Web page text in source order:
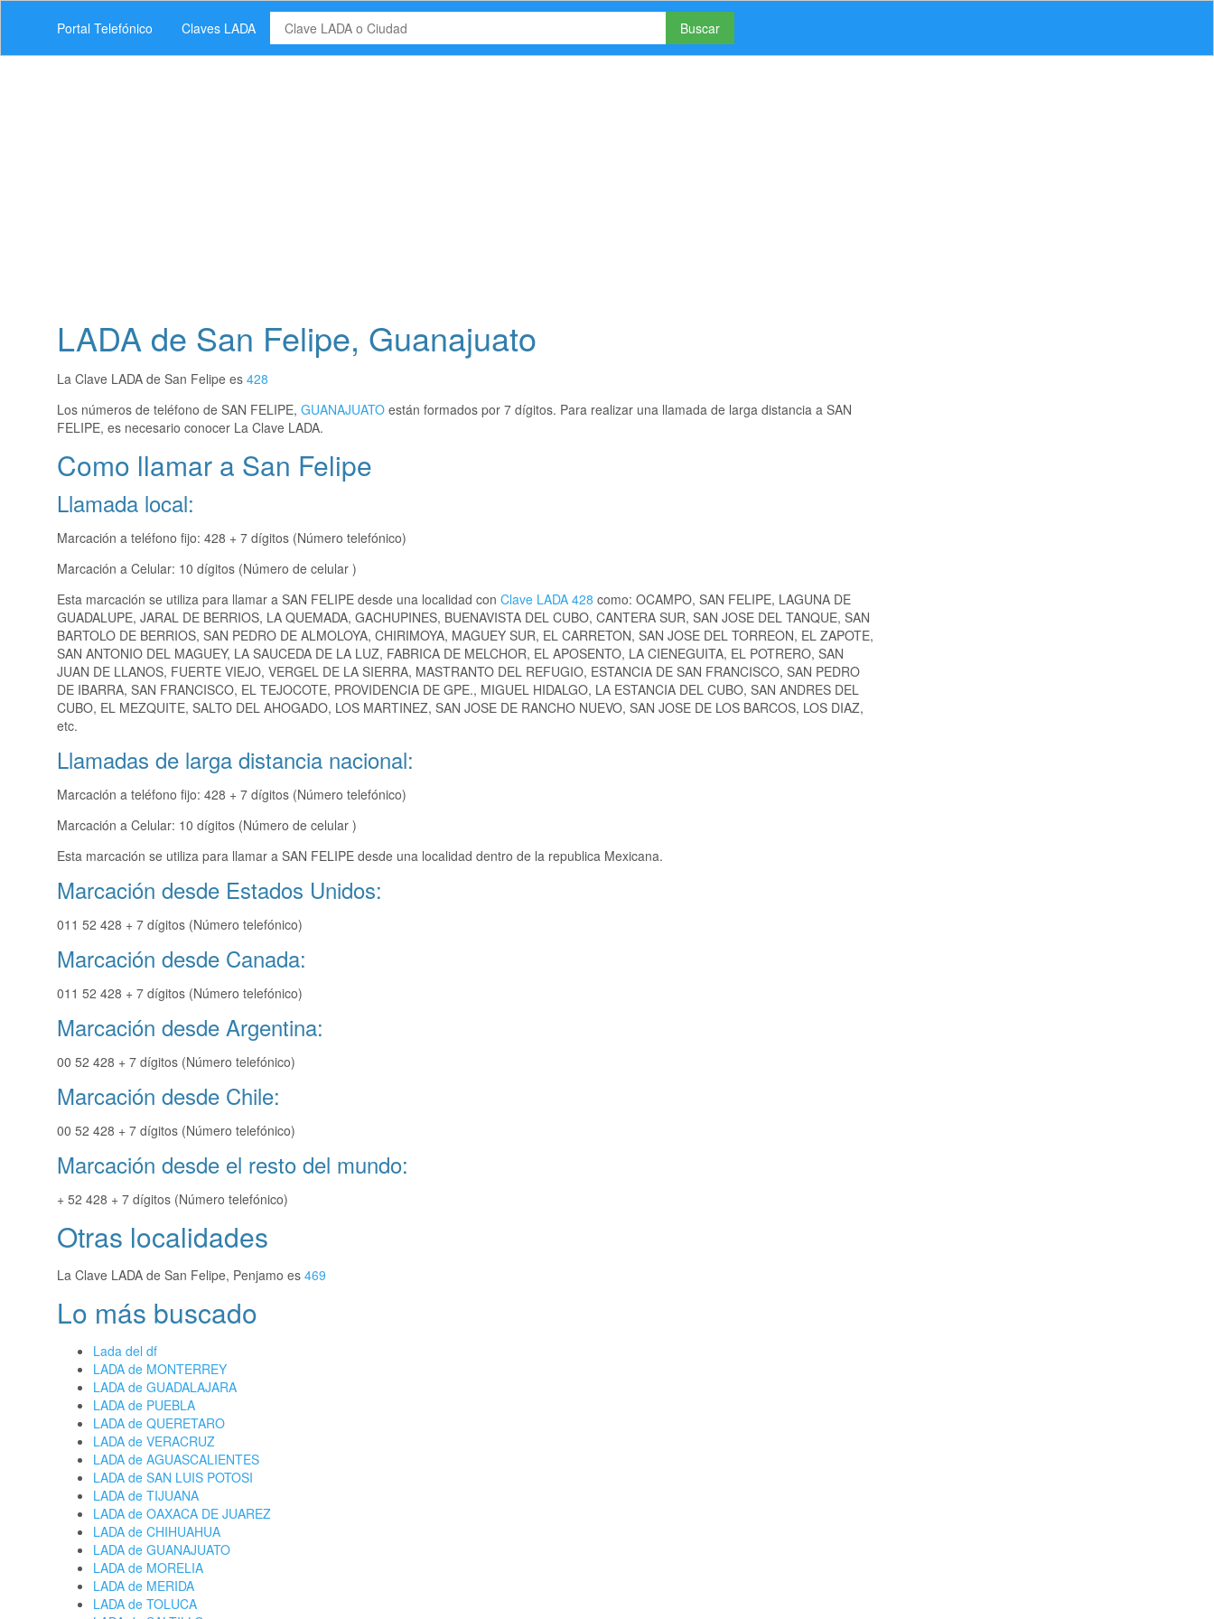
Portal Telefónico Claves LADA Buscar
LADA de San Felipe, Guanajuato
La Clave LADA de San Felipe es 428
Los números de teléfono de SAN FELIPE, GUANAJUATO están formados por 7 dígitos. Para realizar una llamada de larga distancia a SAN
FELIPE, es necesario conocer La Clave LADA.
Como llamar a San Felipe
Llamada local:
Marcación a teléfono fijo: 428 + 7 dígitos (Número telefónico)
Marcación a Celular: 10 dígitos (Número de celular )
Esta marcación se utiliza para llamar a SAN FELIPE desde una localidad con Clave LADA 428 como: OCAMPO, SAN FELIPE, LAGUNA DE
GUADALUPE, JARAL DE BERRIOS, LA QUEMADA, GACHUPINES, BUENAVISTA DEL CUBO, CANTERA SUR, SAN JOSE DEL TANQUE, SAN
BARTOLO DE BERRIOS, SAN PEDRO DE ALMOLOYA, CHIRIMOYA, MAGUEY SUR, EL CARRETON, SAN JOSE DEL TORREON, EL ZAPOTE,
SAN ANTONIO DEL MAGUEY, LA SAUCEDA DE LA LUZ, FABRICA DE MELCHOR, EL APOSENTO, LA CIENEGUITA, EL POTRERO, SAN
JUAN DE LLANOS, FUERTE VIEJO, VERGEL DE LA SIERRA, MASTRANTO DEL REFUGIO, ESTANCIA DE SAN FRANCISCO, SAN PEDRO
DE IBARRA, SAN FRANCISCO, EL TEJOCOTE, PROVIDENCIA DE GPE., MIGUEL HIDALGO, LA ESTANCIA DEL CUBO, SAN ANDRES DEL
CUBO, EL MEZQUITE, SALTO DEL AHOGADO, LOS MARTINEZ, SAN JOSE DE RANCHO NUEVO, SAN JOSE DE LOS BARCOS, LOS DIAZ,
etc.
Llamadas de larga distancia nacional:
Marcación a teléfono fijo: 428 + 7 dígitos (Número telefónico)
Marcación a Celular: 10 dígitos (Número de celular )
Esta marcación se utiliza para llamar a SAN FELIPE desde una localidad dentro de la republica Mexicana.
Marcación desde Estados Unidos:
011 52 428 + 7 dígitos (Número telefónico)
Marcación desde Canada:
011 52 428 + 7 dígitos (Número telefónico)
Marcación desde Argentina:
00 52 428 + 7 dígitos (Número telefónico)
Marcación desde Chile:
00 52 428 + 7 dígitos (Número telefónico)
Marcación desde el resto del mundo:
+ 52 428 + 7 dígitos (Número telefónico)
Otras localidades
La Clave LADA de San Felipe, Penjamo es 469
Lo más buscado
Lada del df
LADA de MONTERREY
LADA de GUADALAJARA
LADA de PUEBLA
LADA de QUERETARO
LADA de VERACRUZ
LADA de AGUASCALIENTES
LADA de SAN LUIS POTOSI
LADA de TIJUANA
LADA de OAXACA DE JUAREZ
LADA de CHIHUAHUA
LADA de GUANAJUATO
LADA de MORELIA
LADA de MERIDA
LADA de TOLUCA